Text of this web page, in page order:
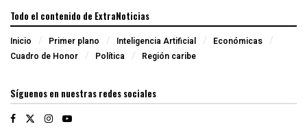
Todo el contenido de ExtraNoticias
Inicio Primer plano Inteligencia Artificial
Económicas
Cuadro de Honor
Política Región caribe
Síguenos en nuestras redes sociales